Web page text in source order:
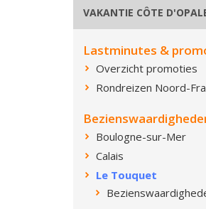
VAKANTIE CÔTE
Lastminutes &
Overzicht promoties
Rondreizen Noord-
Boulogne-sur-Mer
Calais
Le Touquet